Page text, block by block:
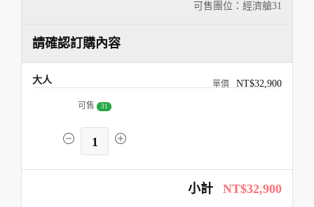
可售團位：經濟艙31
請確認訂購內容
大人 NT$32,900
可售 31
1
小計 NT$32,900